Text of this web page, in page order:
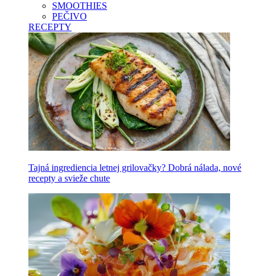
SMOOTHIES
PEČIVO
RECEPTY
Tajná ingrediencia letnej grilovačky? Dobrá nálada, nové
recepty a svieže chute